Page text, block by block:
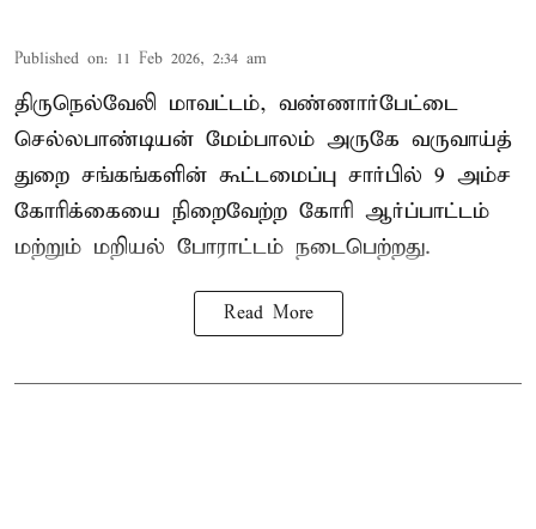
Published on: 11 Feb 2026, 2:34 am
திருநெல்வேலி மாவட்டம், வண்ணார்பேட்டை
செல்லபாண்டியன் மேம்பாலம் அருகே வருவாய்த்
துறை சங்கங்களின் கூட்டமைப்பு சார்பில் 9 அம்ச
கோரிக்கையை நிறைவேற்ற கோரி ஆர்ப்பாட்டம்
மற்றும் மறியல் போராட்டம் நடைபெற்றது.
Read More